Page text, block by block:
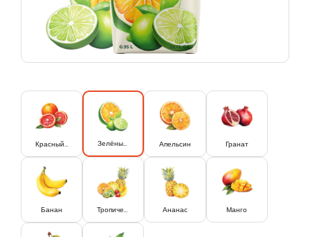
Красный апельсин Зелёный апельсин и Лайм Апельсин Гранат
Банан Тропический Ананас Манго